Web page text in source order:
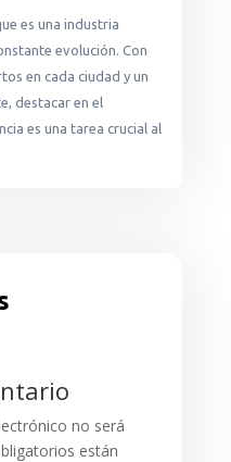
es una industria
evolución. Con
en cada ciudad y un
destacar en el
es una tarea crucial al
no será
están